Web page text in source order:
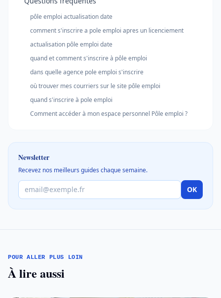
pôle emploi actualisation date
comment s'inscrire a pole emploi apres un licenciement
actualisation pôle emploi date
quand et comment s'inscrire à pôle emploi
dans quelle agence pole emploi s'inscrire
où trouver mes courriers sur le site pôle emploi
quand s'inscrire à pole emploi
Comment accéder à mon espace personnel Pôle emploi ?
Newsletter
Recevez nos meilleurs guides chaque semaine.
OK
POUR ALLER PLUS LOIN
À lire aussi